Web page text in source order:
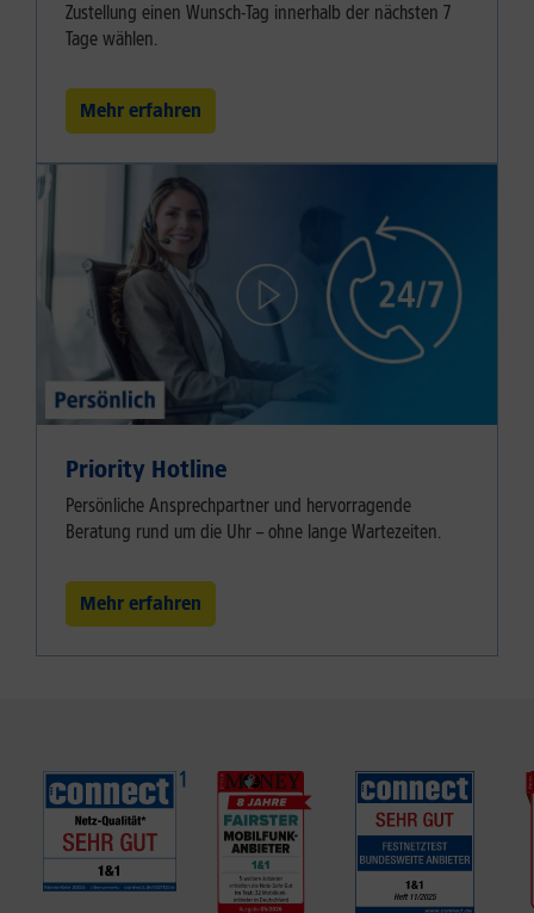
Zustellung einen Wunsch-Tag innerhalb der nächsten 7
Tage wählen.
Mehr erfahren
Priority Hotline
Persönliche Ansprechpartner und hervorragende
Beratung rund um die Uhr – ohne lange Wartezeiten.
Mehr erfahren